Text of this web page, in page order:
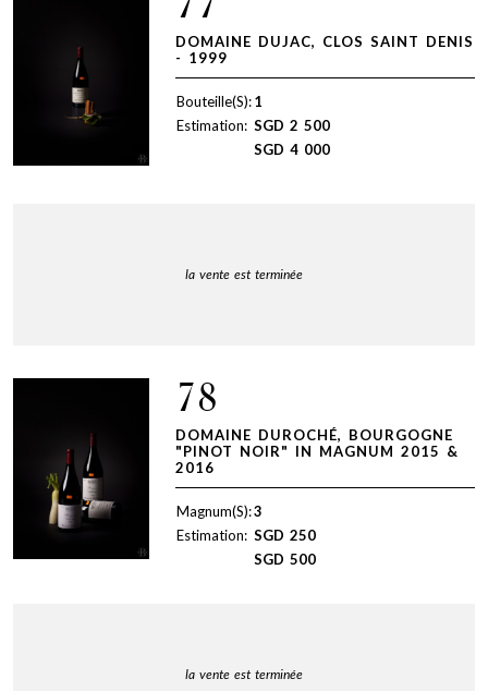
77
DOMAINE DUJAC, CLOS SAINT DENIS
- 1999
Bouteille(S):1
Estimation: SGD 2 500
SGD 4 000
la vente est terminée
78
DOMAINE DUROCHÉ, BOURGOGNE
"PINOT NOIR" IN MAGNUM 2015 &
2016
Magnum(S):3
Estimation: SGD 250
SGD 500
la vente est terminée